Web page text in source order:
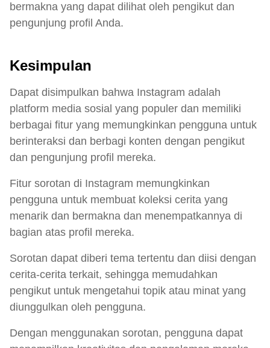
bermakna yang dapat dilihat oleh pengikut dan
pengunjung profil Anda.
Kesimpulan
Dapat disimpulkan bahwa Instagram adalah
platform media sosial yang populer dan memiliki
berbagai fitur yang memungkinkan pengguna untuk
berinteraksi dan berbagi konten dengan pengikut
dan pengunjung profil mereka.
Fitur sorotan di Instagram memungkinkan
pengguna untuk membuat koleksi cerita yang
menarik dan bermakna dan menempatkannya di
bagian atas profil mereka.
Sorotan dapat diberi tema tertentu dan diisi dengan
cerita-cerita terkait, sehingga memudahkan
pengikut untuk mengetahui topik atau minat yang
diunggulkan oleh pengguna.
Dengan menggunakan sorotan, pengguna dapat